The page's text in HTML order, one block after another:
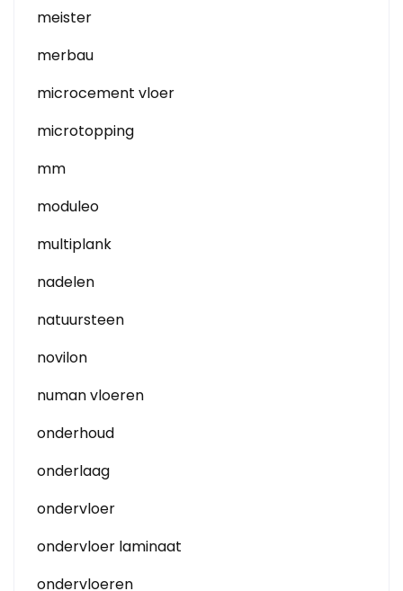
meister
merbau
microcement vloer
microtopping
mm
moduleo
multiplank
nadelen
natuursteen
novilon
numan vloeren
onderhoud
onderlaag
ondervloer
ondervloer laminaat
ondervloeren